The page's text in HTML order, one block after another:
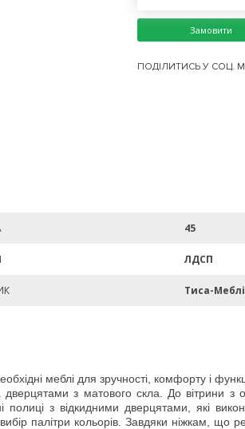
Замовити
ПОДІЛИТИСЬ У СОЦ.
45
ЛДСП
Тиса-Меблі
меблі для зручності, комфорту і
з матового скла. До вітрини
полиці з відкидними дверцятами, які
палітри кольорів. Завдяки ніжкам,